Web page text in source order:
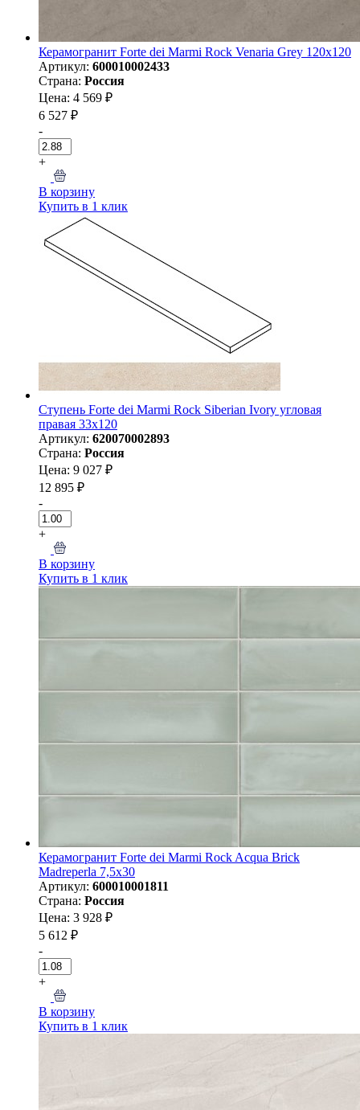
Керамогранит Forte dei Marmi Rock Venaria Grey 120x120
Артикул: 600010002433
Страна: Россия
Цена: 4 569 ₽
6 527 ₽
-
+
В корзину
Купить в 1 клик
Ступень Forte dei Marmi Rock Siberian Ivory угловая
правая 33x120
Артикул: 620070002893
Страна: Россия
Цена: 9 027 ₽
12 895 ₽
-
+
В корзину
Купить в 1 клик
Керамогранит Forte dei Marmi Rock Acqua Brick
Madreperla 7,5x30
Артикул: 600010001811
Страна: Россия
Цена: 3 928 ₽
5 612 ₽
-
+
В корзину
Купить в 1 клик